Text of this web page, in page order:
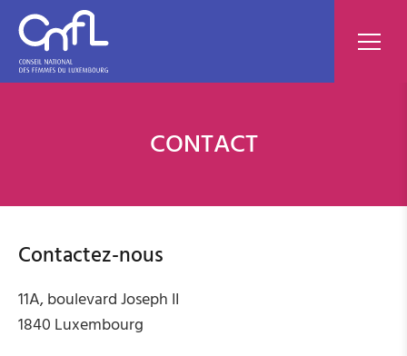
CONTACT
Contactez-nous
11A, boulevard Joseph II
1840 Luxembourg